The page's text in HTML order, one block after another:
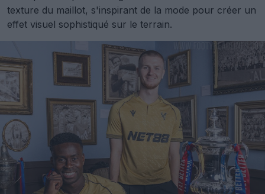
texture du maillot, s'inspirant de la mode pour créer un
effet visuel sophistiqué sur le terrain.